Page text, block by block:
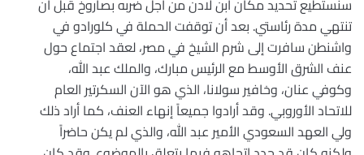
سنستطيع تحديد مكان ابن لادن من أجل ضربه بصاروخ قبل أن
تنتهي مدة رئاستي. بعد أن توقفت الحملة في كلورادو في
واشنطن سافرت إلى شرم الشيخ في مصر، لعقد اجتماع حول
عنف الشرق الأوسط مع الرئيس مبارك، والملك عبد الله،
وكوفي عنان، وخافير سولانا، الذي هو الآن السكرتير العام
للاتحاد الأوروبي. وقد أرادوا جميعاً إنهاء العنف، كما أراد ذلك
ولي العهد السعودي الأمير عبد الله، والذي لم يكن حاضراً